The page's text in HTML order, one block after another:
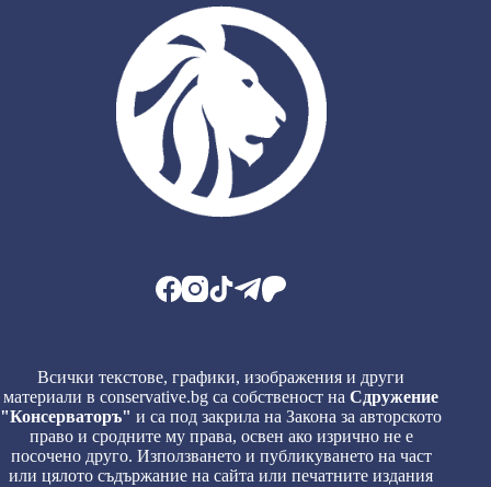
Всички текстове, графики, изображения и други
материали в conservative.bg са собственост наСдружение
"Консерваторъ" и са под закрила на Закона за авторското
право и сродните му права, освен ако изрично не е
посочено друго. Използването и публикуването на част
или цялото съдържание на сайта или печатните издания